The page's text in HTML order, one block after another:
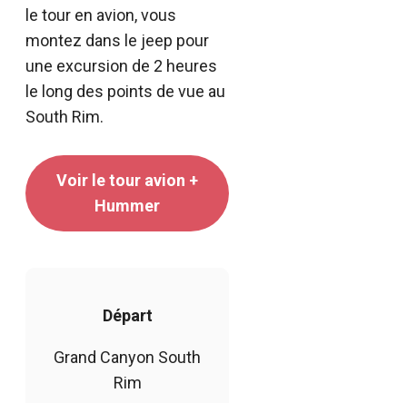
le tour en avion, vous
montez dans le jeep pour
une excursion de 2 heures
le long des points de vue au
South Rim.
Voir le tour avion +
Hummer
Départ
Grand Canyon South
Rim